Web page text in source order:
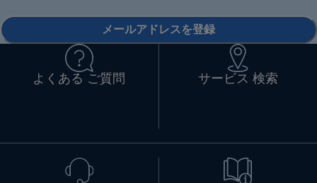
メールアドレスを登録
よくある ご質問 サービス 検索